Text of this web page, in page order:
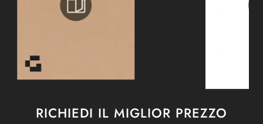
RICHIEDI IL MIGLIOR PREZZO